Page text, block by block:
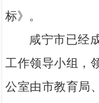
标》。
咸宁市已经
工作领导小组，
公室由市教育局